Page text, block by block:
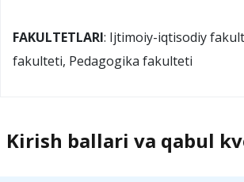
FAKULTETLARI: Ijtimoiy-iqtisodiy
fakulteti, Pedagogika fakulteti
Kirish ballari va qabul